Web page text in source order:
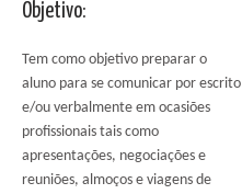
Objetivo:
Tem como objetivo preparar o
aluno para se comunicar por escrito
e/ou verbalmente em ocasiões
profissionais tais como
apresentações, negociações e
reuniões, almoços e viagens de